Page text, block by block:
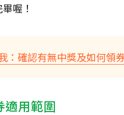
喔！
：確認有無中獎及如何領
適用範圍